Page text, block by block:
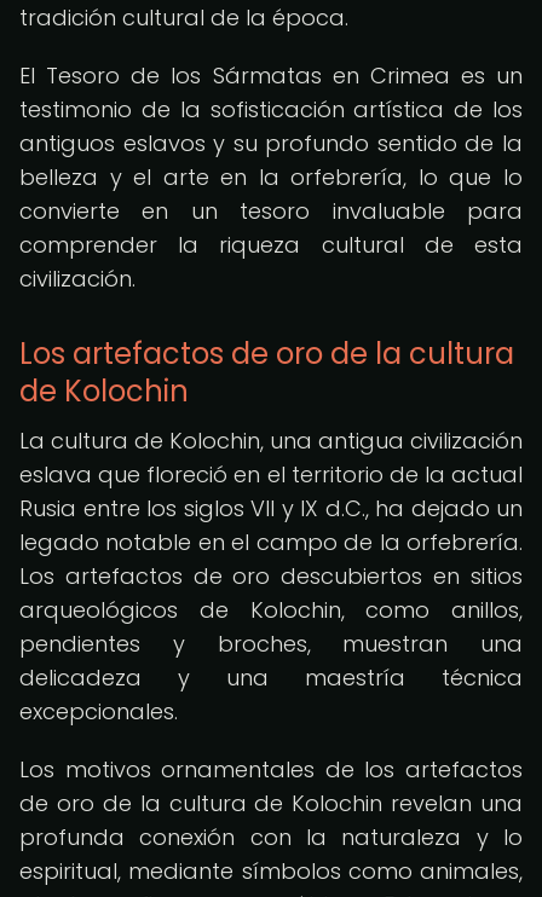
tradición cultural de la época.
El Tesoro de los Sármatas en Crimea es un
testimonio de la sofisticación artística de los
antiguos eslavos y su profundo sentido de la
belleza y el arte en la orfebrería, lo que lo
convierte en un tesoro invaluable para
comprender la riqueza cultural de esta
civilización.
Los artefactos de oro de la cultura
de Kolochin
La cultura de Kolochin, una antigua civilización
eslava que floreció en el territorio de la actual
Rusia entre los siglos VII y IX d.C., ha dejado un
legado notable en el campo de la orfebrería.
Los artefactos de oro descubiertos en sitios
arqueológicos de Kolochin, como anillos,
pendientes y broches, muestran una
delicadeza y una maestría técnica
excepcionales.
Los motivos ornamentales de los artefactos
de oro de la cultura de Kolochin revelan una
profunda conexión con la naturaleza y lo
espiritual, mediante símbolos como animales,